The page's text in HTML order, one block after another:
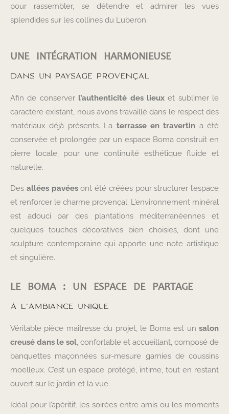
pour rassembler, se détendre et admirer les vues
splendides sur les collines du Luberon.
UNE INTÉGRATION HARMONIEUSE
DANS UN PAYSAGE PROVENÇAL
Afin de conserver l’authenticité des lieuxet sublimer le
caractère existant, nous avons travaillé dans le respect des
matériaux déjà présents. La terrasse en travertin a été
conservée et prolongée par un espace Boma construit en
pierre locale, pour une continuité esthétique fluide et
naturelle.
Des allées pavéesont été créées pour structurer l’espace
et renforcer le charme provençal. L’environnement minéral
est adouci par des plantations méditerranéennes et
quelques touches décoratives bien choisies, dont une
sculpture contemporaine qui apporte une note artistique
et singulière.
LE BOMA : UN ESPACE DE PARTAGE
À L'AMBIANCE UNIQUE
Véritable pièce maîtresse du projet, le Boma est un salon
creusé dans le sol, confortable et accueillant, composé de
banquettes maçonnées sur-mesure garnies de coussins
moelleux. C’est un espace protégé, intime, tout en restant
ouvert sur le jardin et la vue.
Idéal pour l’apéritif, les soirées entre amis ou les moments